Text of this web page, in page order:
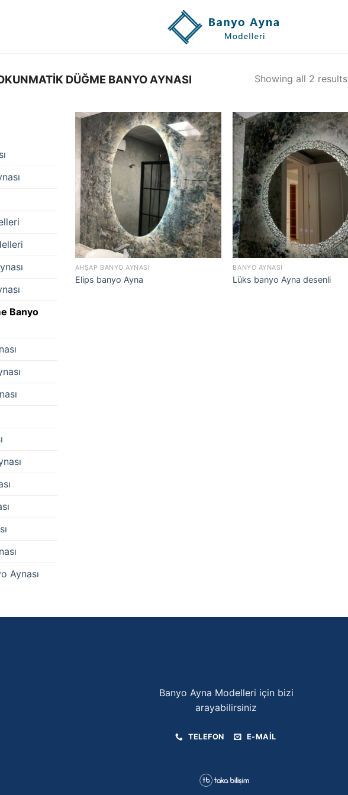
DÜĞME BANYO AYNASI Showing all 2 results
Banyo
Aynası
AHŞAP BANYO AYNASI
Elips banyo Ayna
BANYO AYNASI
Lüks banyo Ayna desenli
Banyo Ayna Modelleri için bizi
arayabilirsiniz
TELEFON E-MAIL